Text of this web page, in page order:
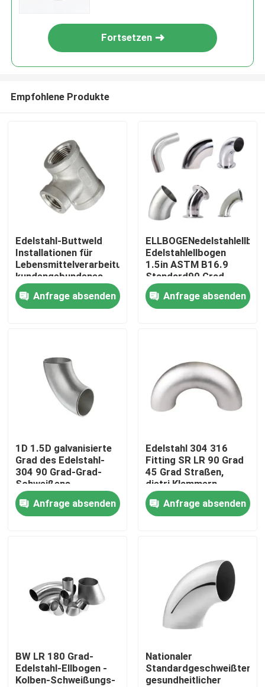
Produkte
Über uns
Werksbesichtigung
Neuigkeiten
Edelstahl-Platten-Blätter
Fortsetzen
Empfohlene Produkte
Edelstahl-Buttweld
Installationen für
Lebensmittelverarbeitung
kundengebundenes
Größen-Karton-Paket
Anfrage absenden
Edelstahlellbogen
1.5in ASTM B16.9
Standard90 Grad
Anfrage absenden
1D 1.5D galvanisierte
Grad des Edelstahl-
304 90 Grad-Grad-
Schweißens-
Biegungs-Ellbogen-
Verbindungsstück 3A
Ellbogen LÄRM-SMS-
Anfrage absenden
Edelstahl 304 316
Fitting SR LR 90 Grad
45 Grad Straßen,
dietri Klammern-
Ellbogen schweißen
Anfrage absenden
BW LR 180 Grad-
Edelstahl-Ellbogen -
Kolben-Schweißungs-
Nationaler
Standardgeschweißter
gesundheitlicher